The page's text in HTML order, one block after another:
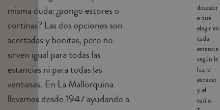
misma duda: ¿pongo estores o
cortinas? Las dos opciones son
acertadas y bonitas, pero no
sirven igual para todas las
estancias ni para todas las
ventanas. En La Mallorquina
llevamos desde 1947 ayudando a
descubr
e qué
elegir en
cada
estancia
según la
luz, el
espacio
y el
estilo.